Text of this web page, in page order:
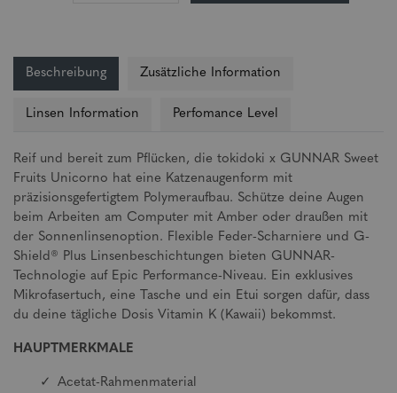
Beschreibung Zusätzliche Information
Linsen Information Perfomance Level
Reif und bereit zum Pflücken, die tokidoki x GUNNAR Sweet
Fruits Unicorno hat eine Katzenaugenform mit
präzisionsgefertigtem Polymeraufbau. Schütze deine Augen
beim Arbeiten am Computer mit Amber oder draußen mit
der Sonnenlinsenoption. Flexible Feder-Scharniere und G-
Shield® Plus Linsenbeschichtungen bieten GUNNAR-
Technologie auf Epic Performance-Niveau. Ein exklusives
Mikrofasertuch, eine Tasche und ein Etui sorgen dafür, dass
du deine tägliche Dosis Vitamin K (Kawaii) bekommst.
HAUPTMERKMALE
Acetat-Rahmenmaterial